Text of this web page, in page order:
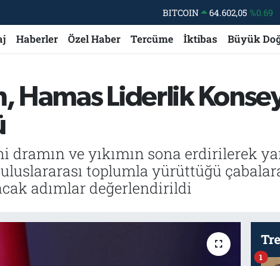
BITCOIN 64.602,05 %0.69
DOLAR
47,6006
%0.06
GRAM ALTIN
6513.94 %0.32
Haberler Özel Haber Tercüme İktibas Büyük
Hamas Liderlik
dramın ve yıkımın sona erdirilerek
toplumla yürüttüğü
adımlar değerlendirildi
1